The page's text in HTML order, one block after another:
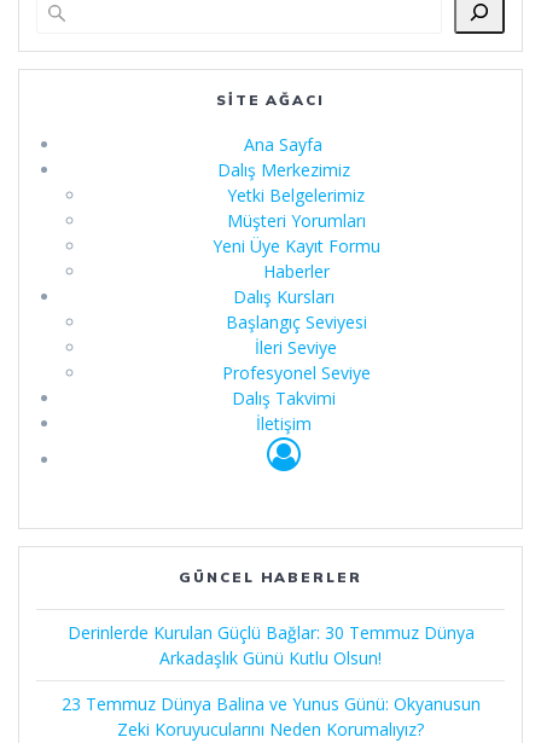
SITE AĞACI
Ana Sayfa
Dalış Merkezimiz
Yetki Belgelerimiz
Müşteri Yorumları
Yeni Üye Kayıt Formu
Haberler
Dalış Kursları
Başlangıç Seviyesi
İleri Seviye
Profesyonel Seviye
Dalış Takvimi
İletişim
GÜNCEL HABERLER
Derinlerde Kurulan Güçlü Bağlar: 30 Temmuz Dünya
Arkadaşlık Günü Kutlu Olsun!
23 Temmuz Dünya Balina ve Yunus Günü: Okyanusun
Zeki Koruyucularını Neden Korumalıyız?